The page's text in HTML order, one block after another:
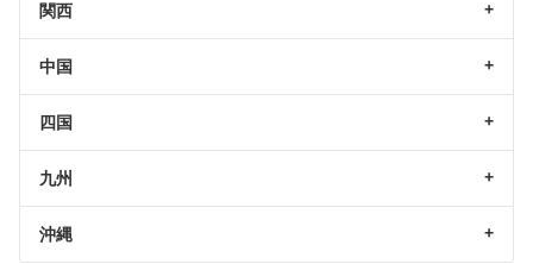
関西
中国
四国
九州
沖縄